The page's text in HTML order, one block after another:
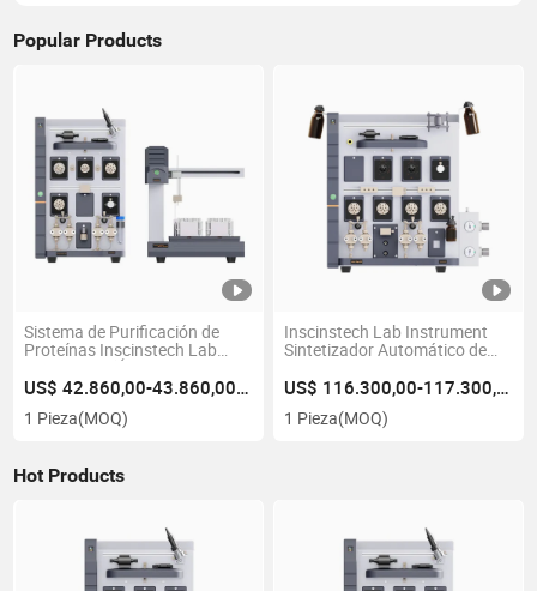
Popular Products
Sistema de Purificación de
Proteínas Inscinstech Lab
Instrument (Único
AutoPure150-L2) Fplc Puede
Cumplir con los Requisitos de
la FDA 21 CFR Parte
US$ 42.860,00-43.860,00/Pieza
1 Pieza(MOQ)
Inscinstech Lab Instrument
Sintetizador Automático de
Escala (Único AutoOligo25)
para La Síntesis Rápida de
10~100μ Muestras de Ácidos
US$ 116.300,00-117.300,00/Pieza
1 Pieza(MOQ)
Hot Products